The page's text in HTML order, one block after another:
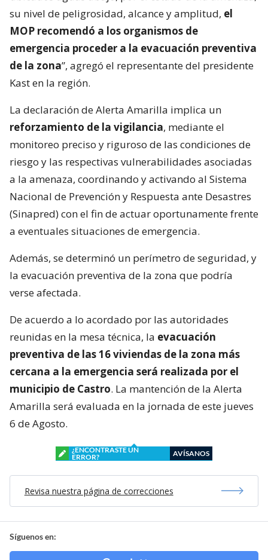
su nivel de peligrosidad, alcance y amplitud, el
MOP recomendó a los organismos de
emergencia proceder a la evacuación preventiva
de la zona”, agregó el representante del presidente
Kast en la región.
La declaración de Alerta Amarilla implica un
reforzamiento de la vigilancia, mediante el
monitoreo preciso y riguroso de las condiciones de
riesgo y las respectivas vulnerabilidades asociadas
a la amenaza, coordinando y activando al Sistema
Nacional de Prevención y Respuesta ante Desastres
(Sinapred) con el fin de actuar oportunamente frente
a eventuales situaciones de emergencia.
Además, se determinó un perímetro de seguridad, y
la evacuación preventiva de la zona que podría
verse afectada.
De acuerdo a lo acordado por las autoridades
reunidas en la mesa técnica, la evacuación
preventiva de las 16 viviendas de la zona más
cercana a la emergencia será realizada por el
municipio de Castro. La mantención de la Alerta
Amarilla será evaluada en la jornada de este jueves
6 de Agosto.
¿ENCONTRASTE UN
ERROR?
AVÍSANOS
Revisa nuestra página de correcciones
Síguenos en: